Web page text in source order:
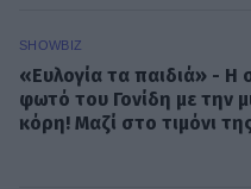
SHOWBIZ
«Ευλογία τα παιδιά» - Η
φωτό του Γονίδη με την
κόρη! Μαζί στο τιμόνι